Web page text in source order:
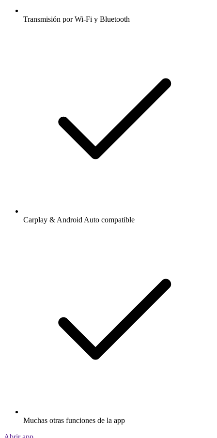
Transmisión por Wi-Fi y Bluetooth
Carplay & Android Auto compatible
Muchas otras funciones de la app